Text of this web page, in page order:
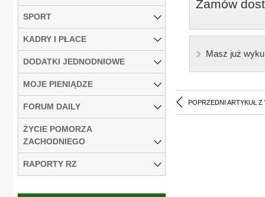
Zamów
Masz już
POPRZEDNI ARTYKUŁ Z
SPORT
KADRY I PŁACE
DODATKI JEDNODNIOWE
MOJE PIENIĄDZE
FORUM DAILY
ŻYCIE POMORZA
ZACHODNIEGO
RAPORTY RZ